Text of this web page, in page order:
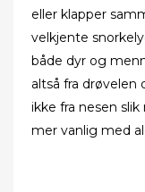
eller klapper
velkjente
både dyr og
altså fra
ikke fra nesen
mer vanlig med